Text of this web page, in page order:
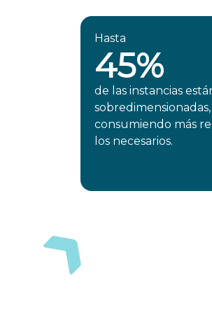
Hasta
45%
de las instancias
sobredimensionadas,
consumiendo más
los necesarios.